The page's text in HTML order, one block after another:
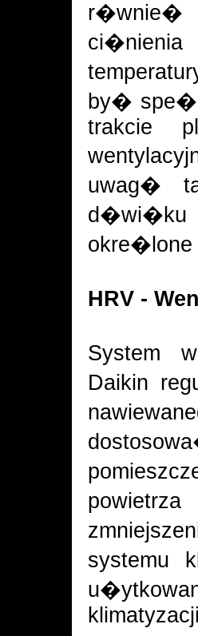
r�wnie�
by�
trakcie
uwag�
d�wi�ku
okre�lone
HRV -
System
Daikin
systemu